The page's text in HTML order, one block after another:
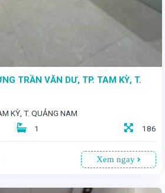
TRẦN VĂN DƯ, TP. TAM KỲ, T.
KỲ, T. QUẢNG NAM
1 186
Xem ngay